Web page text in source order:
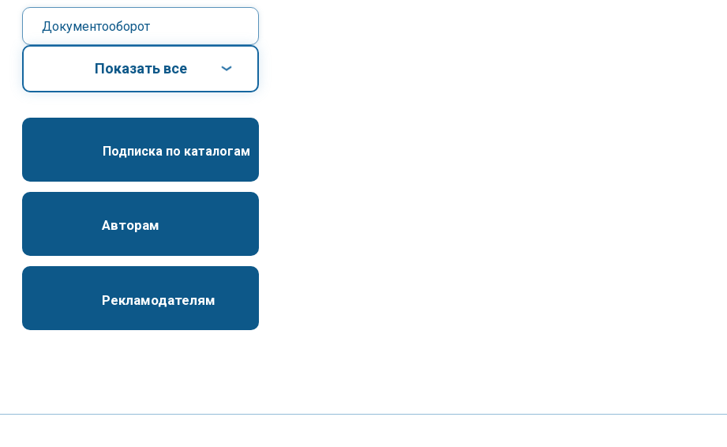
Документооборот
Показать все
Подписка по каталогам
Авторам
Рекламодателям